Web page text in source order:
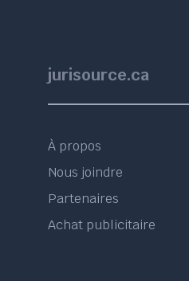
jurisource.ca
À propos
Nous joindre
Partenaires
Achat publicitaire